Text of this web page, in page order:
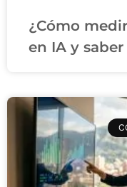
¿Cómo
en IA y